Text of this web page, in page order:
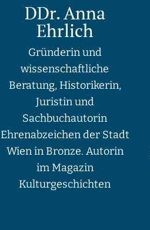
DDr. Anna
Ehrlich
Gründerin und
wissenschaftliche
Beratung, Historikerin,
Juristin und
Sachbuchautorin
Ehrenabzeichen der Stadt
Wien in Bronze. Autorin
im Magazin
Kulturgeschichten